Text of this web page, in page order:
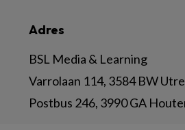
Adres
BSL Media & Learning
Varrolaan 114, 3584 BW
Postbus 246, 3990 GA